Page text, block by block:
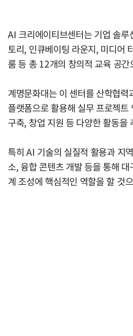
AI 크리에이티브센터는 기업 솔
토리, 인큐베이팅 라운지, 미디어
룸 등 총 12개의 창의적 교육 공간
계명문화대는 이 센터를 산학협력
플랫폼으로 활용해 실무 프로젝트
구축, 창업 지원 등 다양한 활동을
특히 AI 기술의 실질적 활용과 지
소, 융합 콘텐츠 개발 등을 통해
계 조성에 핵심적인 역할을 할 것